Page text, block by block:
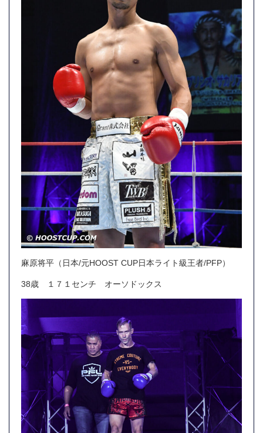
麻原将平（日本/元HOOST CUP日本ライト級王者/PFP）
38歳 １７１センチ オーソドックス